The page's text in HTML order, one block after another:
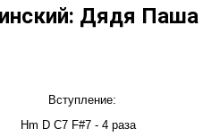
Дядя Паша
Вступление:
Hm D C7 F#7 - 4 раза